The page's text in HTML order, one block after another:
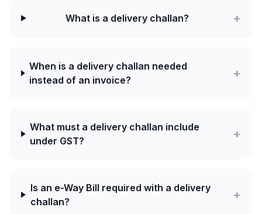
What is a delivery challan? +
When is a delivery challan needed
instead of an invoice?
+
What must a delivery challan include
under GST?
+
Is an e-Way Bill required with a delivery
challan?
+